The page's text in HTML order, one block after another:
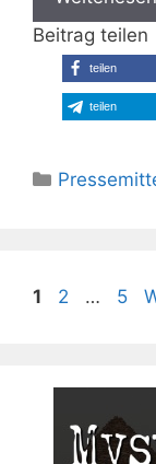
Beitrag teilen
teilen
teilen
Kategorien
Seite
1 Seite
2 … 5